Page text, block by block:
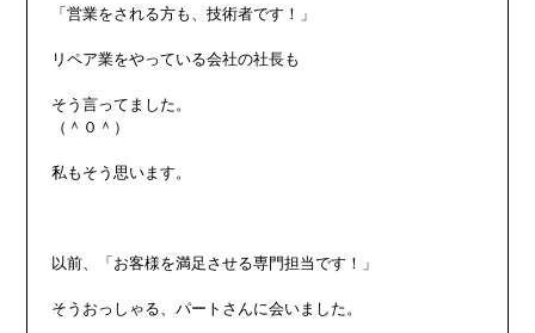
「営業をされる方も、技術者です！」
リペア業をやっている会社の社長も
そう言ってました。
（＾０＾）
私もそう思います。
以前、「お客様を満足させる専門担当です！」
そうおっしゃる、パートさんに会いました。